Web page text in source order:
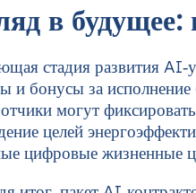
в
стадия развития
и бонусы за исполнение
могут
целей
цифровые жизненные